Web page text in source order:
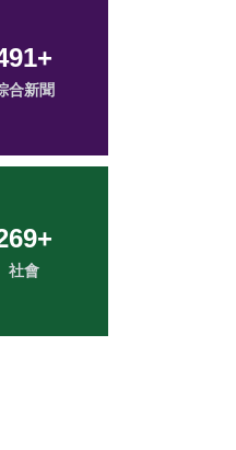
+
合新聞
+
社會
+
旅遊
+
健康